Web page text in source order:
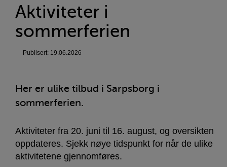
Aktiviteter i
sommerferien
Publisert: 19.06.2026
Her er ulike tilbud i Sarpsborg i
sommerferien.
Aktiviteter fra 20. juni til 16. august, og oversikten
oppdateres. Sjekk nøye tidspunkt for når de ulike
aktivitetene gjennomføres.